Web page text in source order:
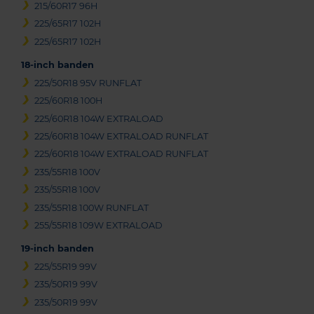
215/60R17 96H
225/65R17 102H
225/65R17 102H
18-inch banden
225/50R18 95V RUNFLAT
225/60R18 100H
225/60R18 104W EXTRALOAD
225/60R18 104W EXTRALOAD RUNFLAT
225/60R18 104W EXTRALOAD RUNFLAT
235/55R18 100V
235/55R18 100V
235/55R18 100W RUNFLAT
255/55R18 109W EXTRALOAD
19-inch banden
225/55R19 99V
235/50R19 99V
235/50R19 99V